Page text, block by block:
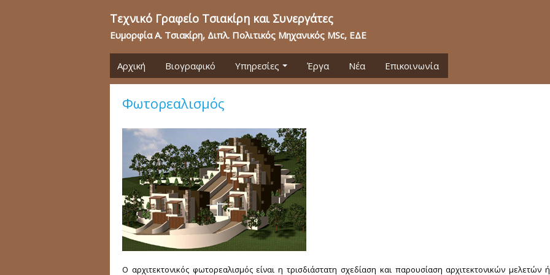
Τεχνικό Γραφείο Τσιακίρη και Συνεργάτες
Ευμορφία Α. Τσιακίρη, Διπλ. Πολιτικός Μηχανικός ΜSc, ΕΔΕ
Αρχική Βιογραφικό Υπηρεσίες Έργα Νέα Επικοινωνία
Φωτορεαλισμός
Ο αρχιτεκτονικός φωτορεαλισμός είναι η τρισδιάστατη σχεδίαση και παρουσίαση αρχιτεκτονικών μελετών ή